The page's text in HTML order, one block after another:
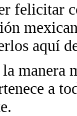
felicitar
aquí
manera
a